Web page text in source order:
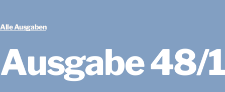
Alle Ausgaben
Ausgabe 48/